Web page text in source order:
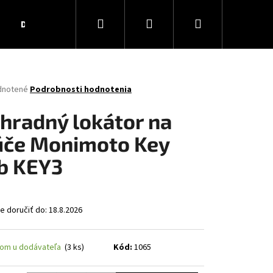
Darčekové poukážky Obchodné podmienky
Hľadať PrihlásenieNákupný
Podrobnosti hodnotenia
lokátor na
Monimoto Key
KEY3
doručiť do: 18.8.2026
u dodávateľa (3 ks) Kód: 1065
MATT